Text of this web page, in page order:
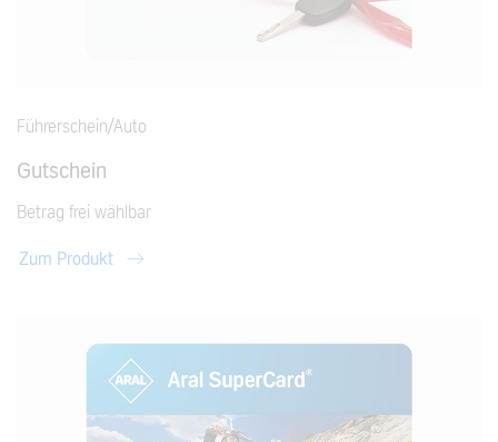
Führerschein/Auto
Gutschein
Betrag frei wählbar
Zum Produkt